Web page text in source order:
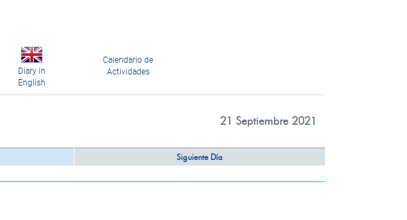
Diary in
English
Calendario de
Actividades
21 Septiembre 2021
Siguiente Día